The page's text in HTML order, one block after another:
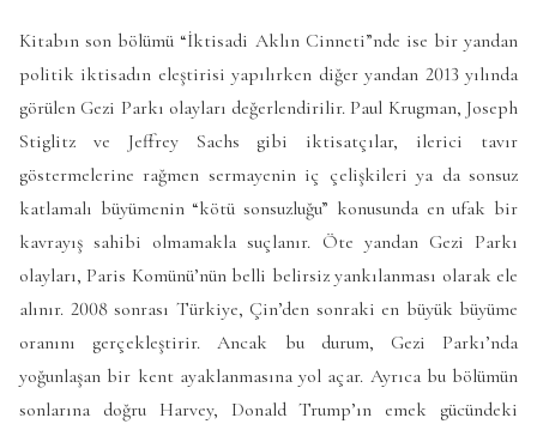
Kitabın son bölümü “İktisadi Aklın Cinneti”nde ise bir yandan
politik iktisadın eleştirisi yapılırken diğer yandan 2013 yılında
görülen Gezi Parkı olayları değerlendirilir. Paul Krugman, Joseph
Stiglitz ve Jeffrey Sachs gibi iktisatçılar, ilerici tavır
göstermelerine rağmen sermayenin iç çelişkileri ya da sonsuz
katlamalı büyümenin “kötü sonsuzluğu” konusunda en ufak bir
kavrayış sahibi olmamakla suçlanır. Öte yandan Gezi Parkı
olayları, Paris Komünü’nün belli belirsiz yankılanması olarak ele
alınır. 2008 sonrası Türkiye, Çin’den sonraki en büyük büyüme
oranını gerçekleştirir. Ancak bu durum, Gezi Parkı’nda
yoğunlaşan bir kent ayaklanmasına yol açar. Ayrıca bu bölümün
sonlarına doğru Harvey, Donald Trump’ın emek gücündeki